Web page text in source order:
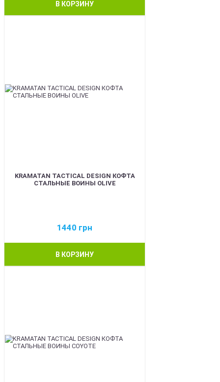
В КОРЗИНУ
KRAMATAN TACTICAL DESIGN КОФТА
СТАЛЬНЫЕ ВОИНЫ OLIVE
1440 грн
В КОРЗИНУ